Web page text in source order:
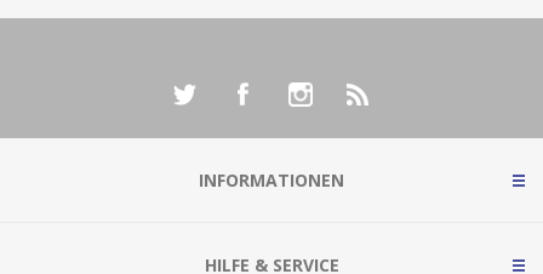
INFORMATIONEN
HILFE & SERVICE